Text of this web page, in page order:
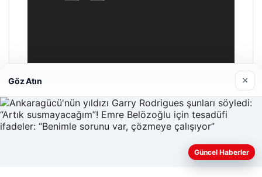
Hastaş Beton
26/05/2026
Göz Atın ×
Güncel Haberler